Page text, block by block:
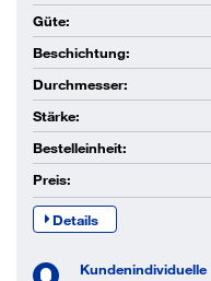
Güte:
Beschichtung:
Durchmesser:
Stärke:
Bestelleinheit:
Preis:
Details
Kundenindividuelle